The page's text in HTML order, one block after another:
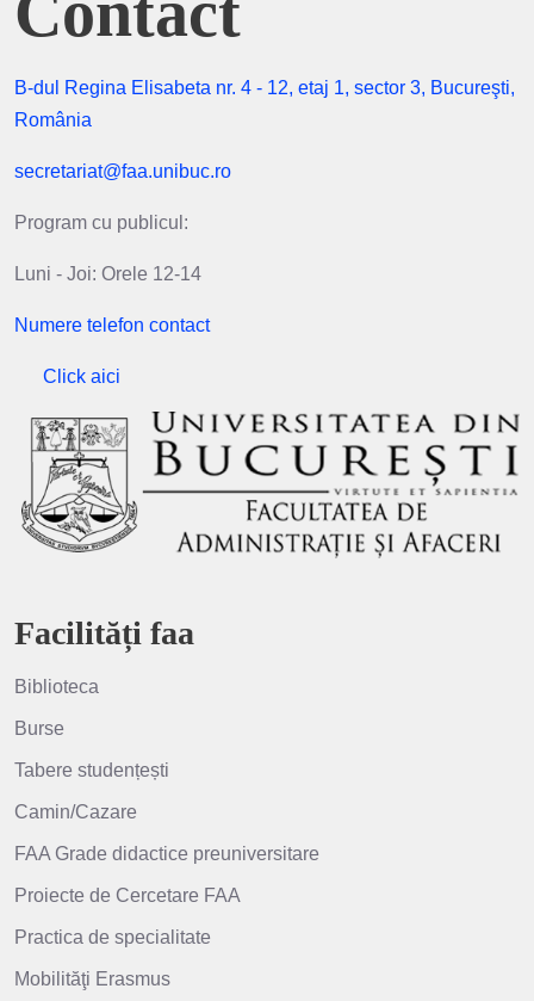
B-dul Regina Elisabeta nr. 4 - 12, etaj 1, sector 3, Bucureşti,
România
secretariat@faa.unibuc.ro
Program cu publicul:
Luni - Joi: Orele 12-14
Numere telefon contact
Click aici
Facilități faa
Biblioteca
Burse
Tabere studențești
Camin/Cazare
FAA Grade didactice preuniversitare
Proiecte de Cercetare FAA
Practica de specialitate
Mobilităţi Erasmus